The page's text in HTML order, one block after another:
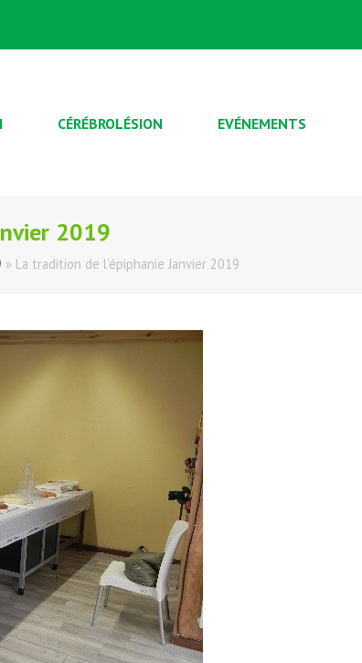
CÉRÉBROLÉSION EVÉNEMENTS
2019
» La tradition de l’épiphanie Janvier 2019